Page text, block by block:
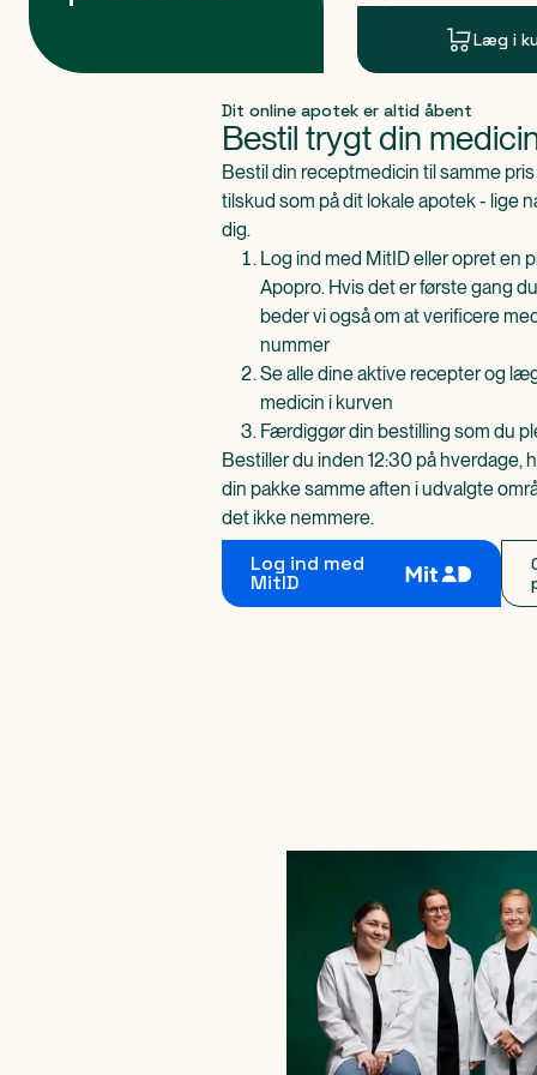
Læg i
Dit online apotek er altid åbent
Bestil trygt din
Bestil din receptmedicin til samme
tilskud som på dit lokale apotek - lige
dig.
Log ind med MitID eller opret en
Apopro. Hvis det er første gang
beder vi også om at verificere
nummer
Se alle dine aktive recepter og
medicin i kurven
Færdiggør din bestilling som du
Bestiller du inden 12:30 på hverdage,
din pakke samme aften i udvalgte
det ikke nemmere.
Log ind med
MitID